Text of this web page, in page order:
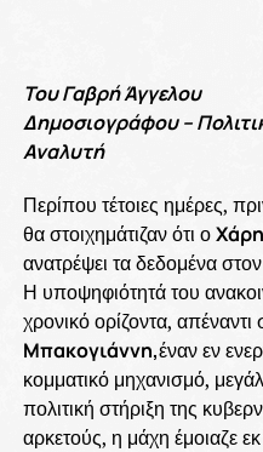
Του Γαβρή Άγγελου
Δημοσιογράφου –
Αναλυτή
Περίπου τέτοιες ημέρες,
θα στοιχημάτιζαν ότι ο
ανατρέψει τα δεδομένα
Η υποψηφιότητά του
χρονικό ορίζοντα, απέναντι
Μπακογιάννη,έναν εν
κομματικό μηχανισμό,
πολιτική στήριξη της
αρκετούς, η μάχη έμοιαζε